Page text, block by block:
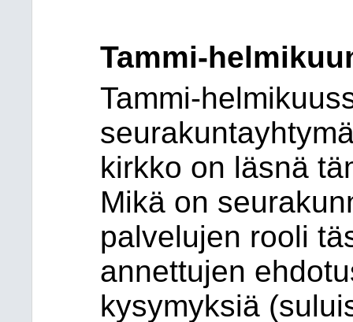
Tammi-
Tammi-
kirkko on läsnä
Mikä on
palvelujen rooli
annettujen
kysymyksiä